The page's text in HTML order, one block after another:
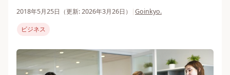
2018年5月25日 （更新: 2026年3月26日） |Goinkyo.
ビジネス